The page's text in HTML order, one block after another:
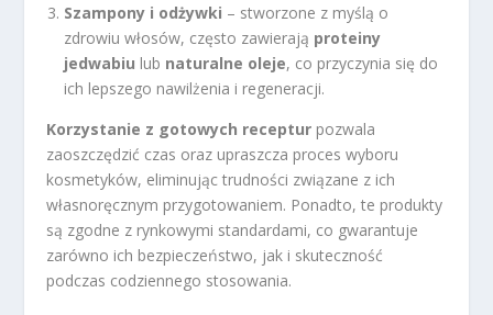
Szampony i odżywki – stworzone z myślą o
zdrowiu włosów, często zawierają proteiny
jedwabiu lub naturalne oleje, co przyczynia się do
ich lepszego nawilżenia i regeneracji.
Korzystanie z gotowych receptur pozwala
zaoszczędzić czas oraz upraszcza proces wyboru
kosmetyków, eliminując trudności związane z ich
własnoręcznym przygotowaniem. Ponadto, te produkty
są zgodne z rynkowymi standardami, co gwarantuje
zarówno ich bezpieczeństwo, jak i skuteczność
podczas codziennego stosowania.